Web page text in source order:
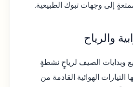
إلى وجهات تبوك الطبيعية.
والرياح
وبدايات الصيف لرياحٍ نشطةٍ
الهوائية القادمة من